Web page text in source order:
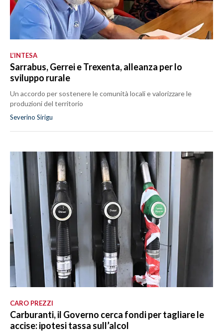
L’INTESA
Sarrabus, Gerrei e Trexenta, alleanza per lo
sviluppo rurale
Un accordo per sostenere le comunità locali e valorizzare le
produzioni del territorio
Severino Sirigu
CARO PREZZI
Carburanti, il Governo cerca fondi per tagliare le
accise: ipotesi tassa sull’alcol